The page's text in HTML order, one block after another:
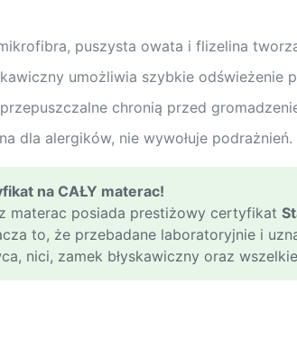
puszysta owata i flizelina
umożliwia szybkie odświeżenie
chronią przed
dla alergików, nie wywołuje podrażnień.
na CAŁY materac!
materac posiada prestiżowy certyfikat
to, że przebadane laboratoryjnie i
nici, zamek błyskawiczny oraz